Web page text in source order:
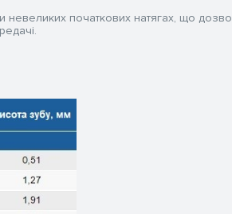
невеликих початкових натягах, що